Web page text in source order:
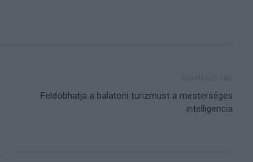
Feldobhatja a balatoni turizmust a mesterséges
intelligencia